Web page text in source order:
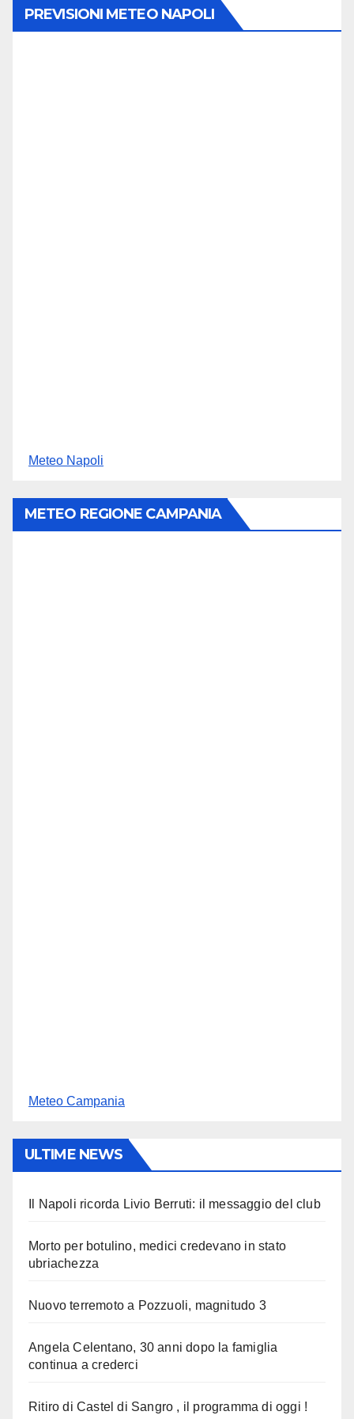
PREVISIONI METEO NAPOLI
Meteo Napoli
METEO REGIONE CAMPANIA
Meteo Campania
ULTIME NEWS
Il Napoli ricorda Livio Berruti: il messaggio del club
Morto per botulino, medici credevano in stato
ubriachezza
Nuovo terremoto a Pozzuoli, magnitudo 3
Angela Celentano, 30 anni dopo la famiglia
continua a crederci
Ritiro di Castel di Sangro , il programma di oggi !